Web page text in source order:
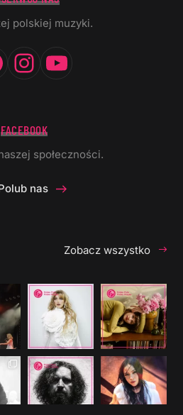
polskiej muzyki.
Facebook
Instagram
FACEBOOK
społeczności.
nas
Zobacz wszystko